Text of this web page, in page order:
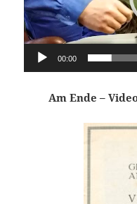
00:00
Am Ende –